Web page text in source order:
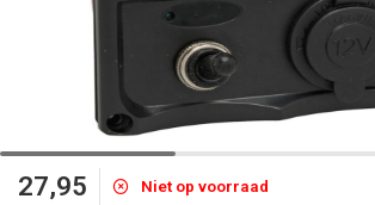
27,95 Niet op voorraad